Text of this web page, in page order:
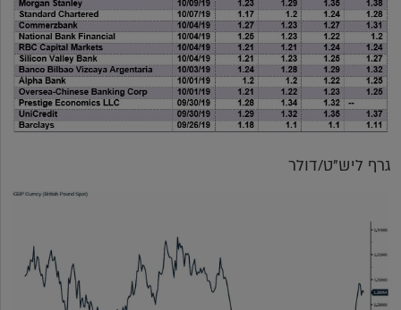
גרף ליש"ט/דולר